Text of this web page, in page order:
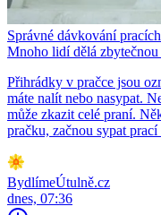
Správné dávkování
Mnoho lidí dělá zbytečnou
Přihrádky v pračce jsou
máte nalít nebo nasypat.
může zkazit celé praní.
pračku, začnou sypat
BydlímeÚtulně.cz
dnes, 07:36